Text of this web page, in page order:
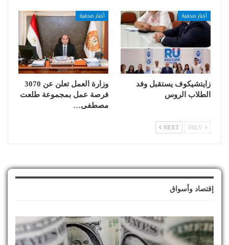
أخبار صحفية
زايتشيكوف يستقبل وفد
الطلاب الروس
أخبار صحفية
وزارة العمل تعلن عن 3070
فرصة عمل بمجموعة طلعت
مصطفى…
NEXT
إقتصاد وأسواق